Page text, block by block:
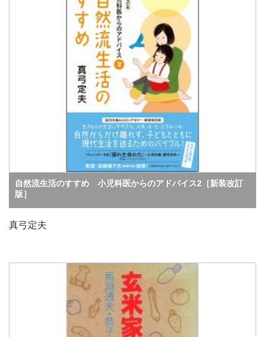
自然流生活のすすめ 小児科医からのアドバイス2［新装改訂
版］
真弓定夫